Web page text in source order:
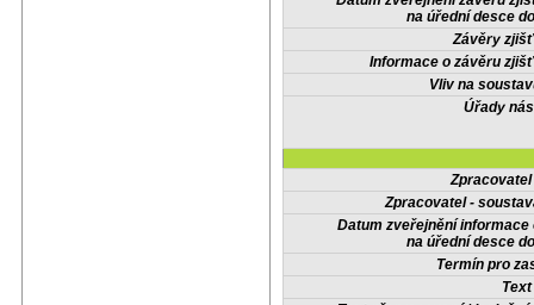
na úřední desce
Závěry
Informace o závěru
Vliv na
Úřady
Zpracovatel -
Datum zveřejnění informace
na úřední desce
Termín pro